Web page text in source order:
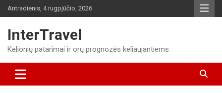
Skip
to
Antradienis, 4 rugpjūčio, 2026
InterTravel
Kelionių patarimai ir orų prognozės keliaujantiems